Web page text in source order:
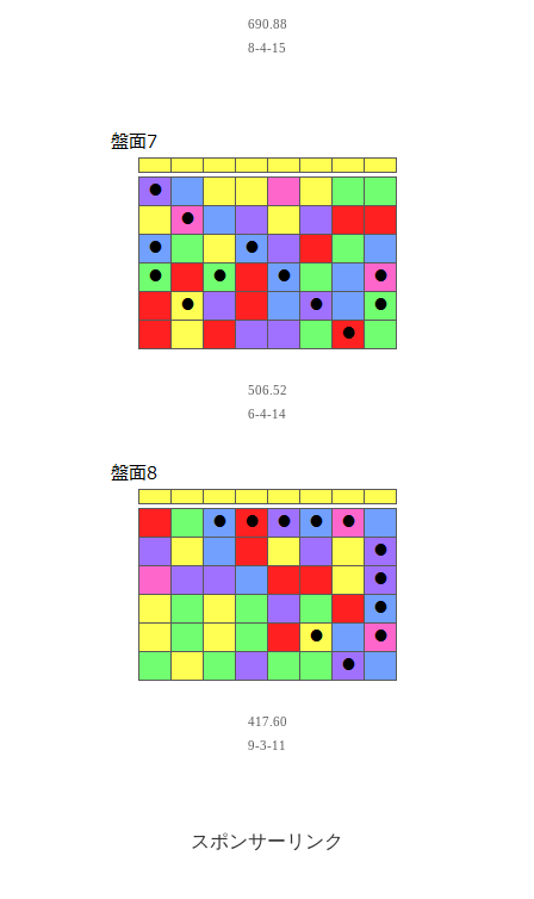
690.88
8-4-15
506.52
6-4-14
417.60
9-3-11
スポンサーリンク